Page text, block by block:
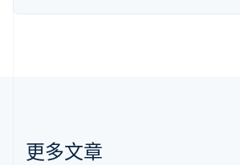
更多文章
立陶宛